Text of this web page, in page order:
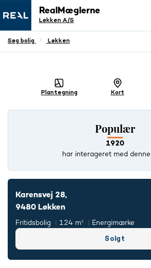
RealMæglerne
Løkken A/S
Søg bolig Løkken
Plantegning Kort
Populær
1920
har interageret med
Karensvej 28,
9480 Løkken
Fritidsbolig 124 m² Energimærke
Solgt